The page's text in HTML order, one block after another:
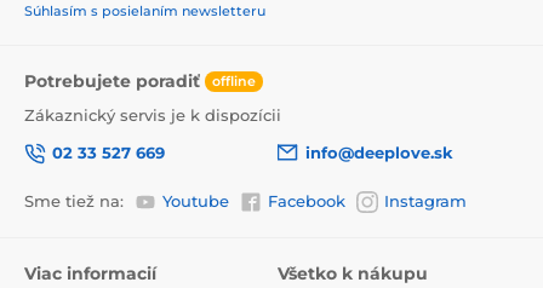
Súhlasím s posielaním newsletteru
Potrebujete poradiť offline
Zákaznický servis je k dispozícii
02 33 527 669
info@deeplove.sk
Sme tiež na: Youtube Facebook Instagram
Viac informacií Všetko k nákupu